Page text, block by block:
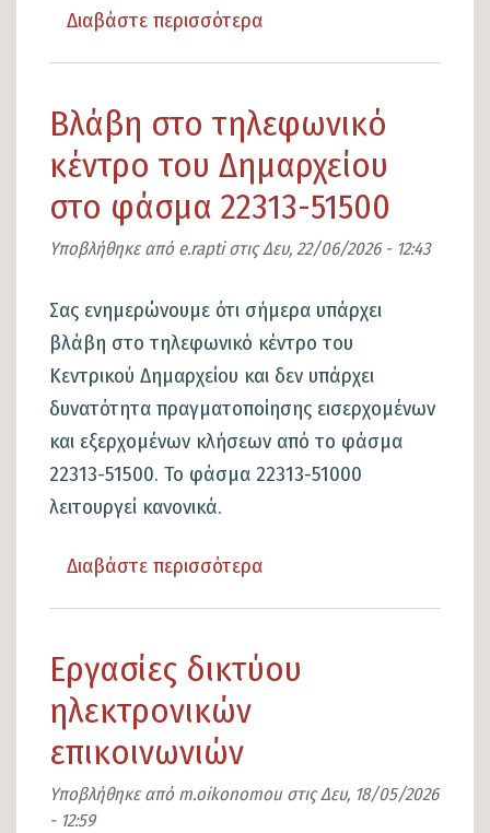
Διαβάστε περισσότερα
βλάβης
στο
τηλεφωνικό
κέντρο
του
στο
φάσμα
22313-
51500
Βλάβη στο τηλεφωνικό
κέντρο του Δημαρχείου
στο φάσμα 22313-51500
Υποβλήθηκε από e.raptiστιςΔευ, 22/06/2026 - 12:43
Σας ενημερώνουμε ότι σήμερα υπάρχει
βλάβη στο τηλεφωνικό κέντρο του
Κεντρικού Δημαρχείου και δεν υπάρχει
δυνατότητα πραγματοποίησης εισερχομένων
και εξερχομένων κλήσεων από το φάσμα
22313-51500. Το φάσμα 22313-51000
λειτουργεί κανονικά.
Διαβάστε περισσότερα
στο
Δημαρχείου
Εργασίες δικτύου
ηλεκτρονικών
επικοινωνιών
Υποβλήθηκε από m.oikonomouστιςΔευ, 18/05/2026
- 12:59